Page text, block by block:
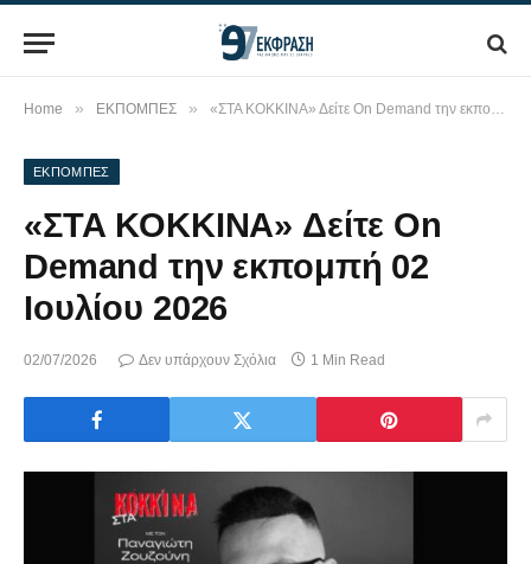
Home » ΕΚΠΟΜΠΕΣ » «ΣΤΑ ΚΟΚΚΙΝΑ» Δείτε On Demand την εκπομπή 02 Ιουλίου 2026
ΕΚΠΟΜΠΕΣ
«ΣΤΑ ΚΟΚΚΙΝΑ» Δείτε On
Demand την εκπομπή 02
Ιουλίου 2026
02/07/2026 Δεν υπάρχουν Σχόλια 1 Min Read